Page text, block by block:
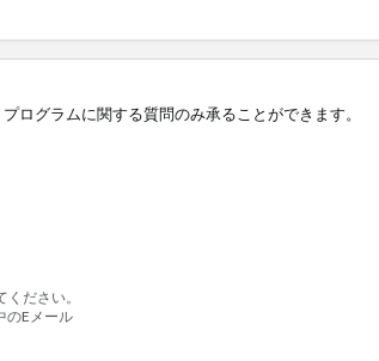
ログラムに関する質問のみ承ることができます。
ださい。
のEメール